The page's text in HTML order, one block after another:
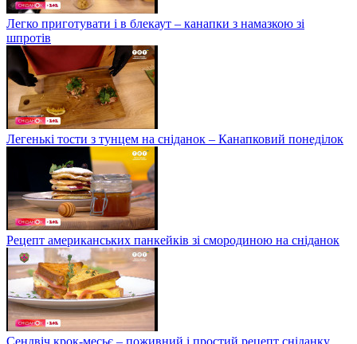
Легко приготувати і в блекаут – канапки з намазкою зі
шпротів
Легенькі тости з тунцем на сніданок – Канапковий понеділок
Рецепт американських панкейків зі смородиною на сніданок
Сендвіч крок-месьє – поживний і простий рецепт сніданку